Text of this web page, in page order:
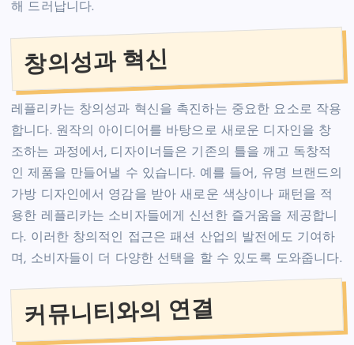
해 드러납니다.
창의성과 혁신
레플리카는 창의성과 혁신을 촉진하는 중요한 요소로 작용
합니다. 원작의 아이디어를 바탕으로 새로운 디자인을 창
조하는 과정에서, 디자이너들은 기존의 틀을 깨고 독창적
인 제품을 만들어낼 수 있습니다. 예를 들어, 유명 브랜드의
가방 디자인에서 영감을 받아 새로운 색상이나 패턴을 적
용한 레플리카는 소비자들에게 신선한 즐거움을 제공합니
다. 이러한 창의적인 접근은 패션 산업의 발전에도 기여하
며, 소비자들이 더 다양한 선택을 할 수 있도록 도와줍니다.
커뮤니티와의 연결